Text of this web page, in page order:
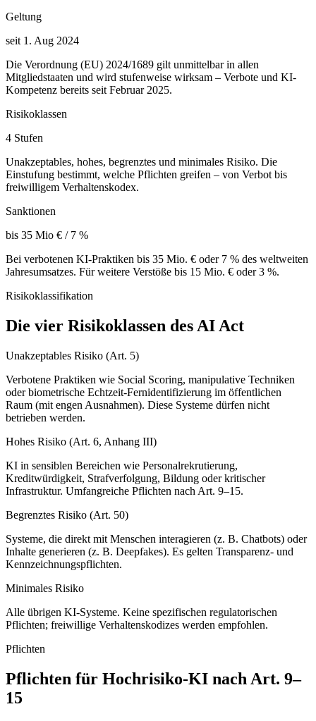
Geltung
seit 1. Aug 2024
Die Verordnung (EU) 2024/1689 gilt unmittelbar in allen
Mitgliedstaaten und wird stufenweise wirksam – Verbote und KI-
Kompetenz bereits seit Februar 2025.
Risikoklassen
4 Stufen
Unakzeptables, hohes, begrenztes und minimales Risiko. Die
Einstufung bestimmt, welche Pflichten greifen – von Verbot bis
freiwilligem Verhaltenskodex.
Sanktionen
bis 35 Mio € / 7 %
Bei verbotenen KI-Praktiken bis 35 Mio. € oder 7 % des weltweiten
Jahresumsatzes. Für weitere Verstöße bis 15 Mio. € oder 3 %.
Risikoklassifikation
Die vier Risikoklassen des AI Act
Unakzeptables Risiko (Art. 5)
Verbotene Praktiken wie Social Scoring, manipulative Techniken
oder biometrische Echtzeit-Fernidentifizierung im öffentlichen
Raum (mit engen Ausnahmen). Diese Systeme dürfen nicht
betrieben werden.
Hohes Risiko (Art. 6, Anhang III)
KI in sensiblen Bereichen wie Personalrekrutierung,
Kreditwürdigkeit, Strafverfolgung, Bildung oder kritischer
Infrastruktur. Umfangreiche Pflichten nach Art. 9–15.
Begrenztes Risiko (Art. 50)
Systeme, die direkt mit Menschen interagieren (z. B. Chatbots) oder
Inhalte generieren (z. B. Deepfakes). Es gelten Transparenz- und
Kennzeichnungspflichten.
Minimales Risiko
Alle übrigen KI-Systeme. Keine spezifischen regulatorischen
Pflichten; freiwillige Verhaltenskodizes werden empfohlen.
Pflichten
Pflichten für Hochrisiko-KI nach Art. 9–
15